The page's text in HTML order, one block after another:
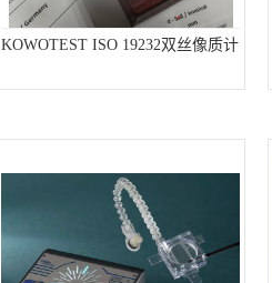
KOWOTEST ISO 19232双丝像质计